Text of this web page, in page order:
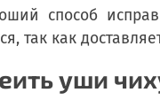
способ
так как
уши